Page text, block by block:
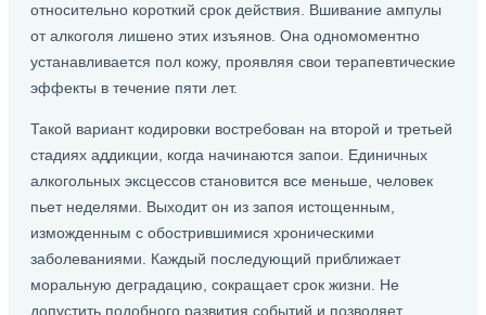
относительно короткий срок действия. Вшивание ампулы
от алкоголя лишено этих изъянов. Она одномоментно
устанавливается пол кожу, проявляя свои терапевтические
эффекты в течение пяти лет.
Такой вариант кодировки востребован на второй и третьей
стадиях аддикции, когда начинаются запои. Единичных
алкогольных эксцессов становится все меньше, человек
пьет неделями. Выходит он из запоя истощенным,
изможденным с обострившимися хроническими
заболеваниями. Каждый последующий приближает
моральную деградацию, сокращает срок жизни. Не
допустить подобного развития событий и позволяет